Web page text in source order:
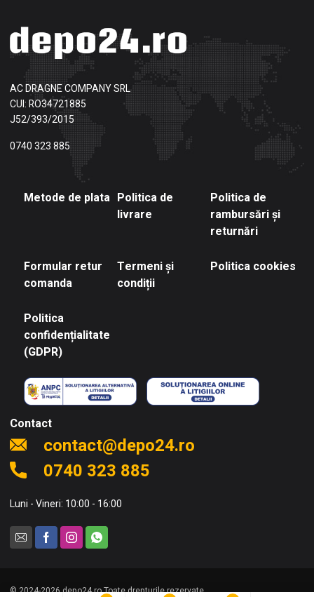
AC DRAGNE COMPANY SRL
CUI: RO34721885
J52/393/2015
0740 323 885
Metode de plata Politica de
livrare
Politica de
rambursări și
returnări
Formular retur
comanda
Termeni și
condiții
Politica cookies
Politica
confidențialitate
(GDPR)
Contact
contact@depo24.ro
0740 323 885
Luni - Vineri: 10:00 - 16:00
© 2024-2026 depo24.ro Toate drepturile rezervate.